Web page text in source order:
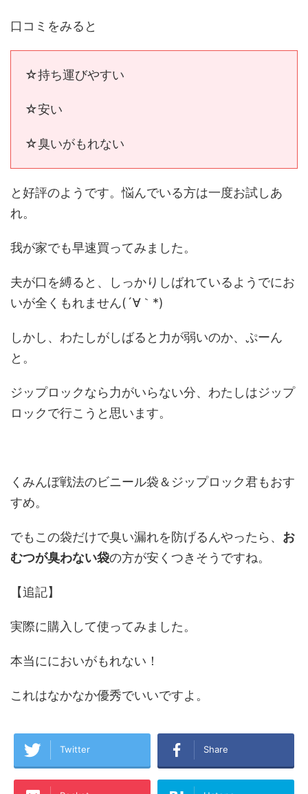
口コミをみると
☆持ち運びやすい
☆安い
☆臭いがもれない
と好評のようです。悩んでいる方は一度お試しあ
れ。
我が家でも早速買ってみました。
夫が口を縛ると、しっかりしばれているようでにお
いが全くもれません(´∀｀*)
しかし、わたしがしばると力が弱いのか、ぷーん
と。
ジップロックなら力がいらない分、わたしはジップ
ロックで行こうと思います。
くみんぼ戦法のビニール袋＆ジップロック君もおす
すめ。
でもこの袋だけで臭い漏れを防げるんやったら、 お
むつが臭わない袋の方が安くつきそうですね。
【追記】
実際に購入して使ってみました。
本当ににおいがもれない！
これはなかなか優秀でいいですよ。
Twitter Share